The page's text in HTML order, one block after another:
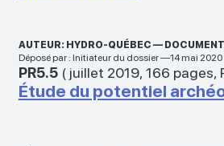
AUTEUR: HYDRO-QUÉBEC —
Déposé par : Initiateur du dossier —14 mai 2020
PR5.5( juillet 2019, 166 pages,
Étude du potentiel